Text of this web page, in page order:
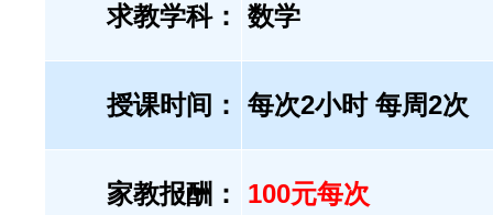
求教学科： 数学
授课时间： 每次2小时 每周2次
家教报酬： 100元每次